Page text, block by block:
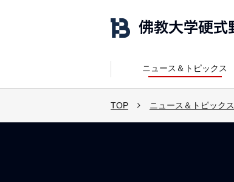
ニュース＆トピックス
TOP ニュース＆トピックス